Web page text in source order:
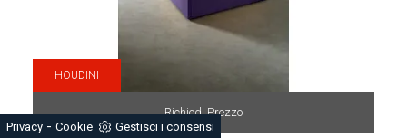
HOUDINI
Richiedi Prezzo
Privacy - Cookie Gestisci i consensi